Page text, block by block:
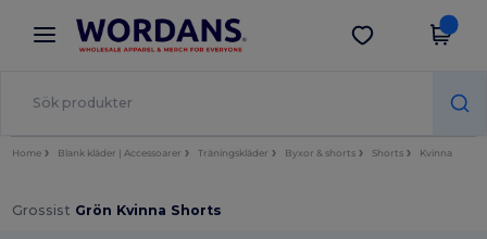
× Wordans-app
Bättre priser i appen!
Hämta app
Home Blank kläder | Accessoarer Träningskläder Byxor & shorts Shorts Kvinna
Grossist Grön Kvinna Shorts